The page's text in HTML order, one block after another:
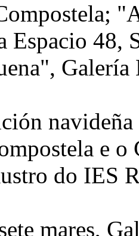
Espacio 48,
Galería
e o
do IES
mares,